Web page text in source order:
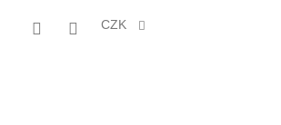
CZK